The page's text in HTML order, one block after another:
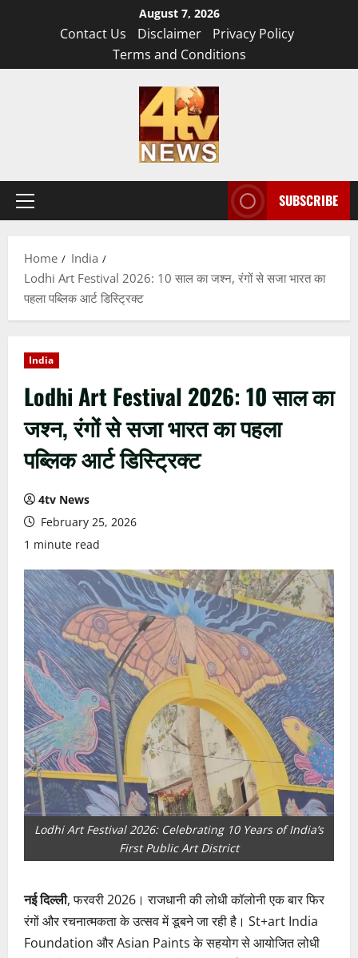
August 7, 2026
Contact Us Disclaimer
Privacy Policy
Terms and Conditions
Primary
SUBSCRIBE
Home
India
Lodhi Art Festival 2026: 10 साल का जश्न, रंगों से सजा भारत का
पहला पब्लिक आर्ट डिस्ट्रिक्ट
India
Lodhi Art Festival 2026: 10 साल का
जश्न, रंगों से सजा भारत का पहला
पब्लिक आर्ट डिस्ट्रिक्ट
4tv News
February 25, 2026
1 minute read
Lodhi Art Festival 2026: Celebrating 10 Years of India’s
First Public Art District
नई दिल्ली, फरवरी 2026। राजधानी की लोधी कॉलोनी एक बार फिर
रंगों और रचनात्मकता के उत्सव में डूबने जा रही है। St+art India
Foundation और Asian Paints के सहयोग से आयोजित लोधी